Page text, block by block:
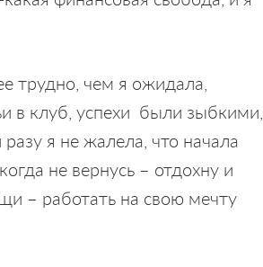
трудно, чем я ожидала,
в клуб, успехи были зыбкими,
я не жалела, что начала
не вернусь – отдохну и
– работать на свою мечту